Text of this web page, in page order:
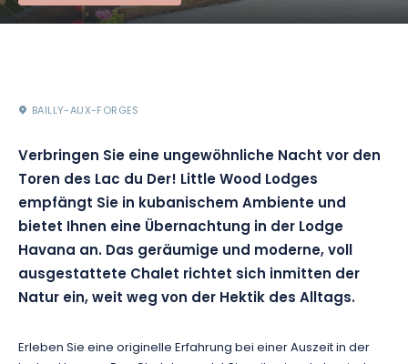
BAILLY-AUX-FORGES
Verbringen Sie eine ungewöhnliche Nacht vor den
Toren des Lac du Der! Little Wood Lodges
empfängt Sie in kubanischem Ambiente und
bietet Ihnen eine Übernachtung in der Lodge
Havana an. Das geräumige und moderne, voll
ausgestattete Chalet richtet sich inmitten der
Natur ein, weit weg von der Hektik des Alltags.
Erleben Sie eine originelle Erfahrung bei einer Auszeit in der